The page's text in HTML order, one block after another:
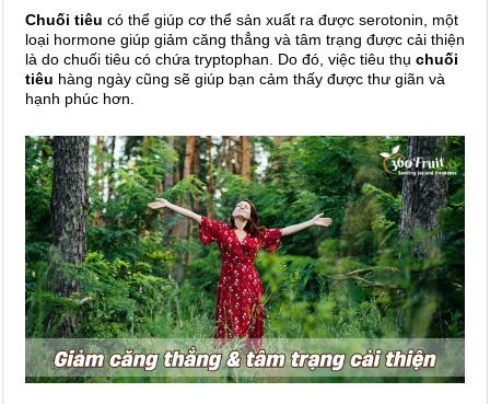
Chuối tiêu có thể giúp cơ thể sản xuất ra được serotonin, một
loại hormone giúp giảm căng thẳng và tâm trạng được cải thiện
là do chuối tiêu có chứa tryptophan. Do đó, việc tiêu thụ chuối
tiêu hàng ngày cũng sẽ giúp bạn cảm thấy được thư giãn và
hạnh phúc hơn.